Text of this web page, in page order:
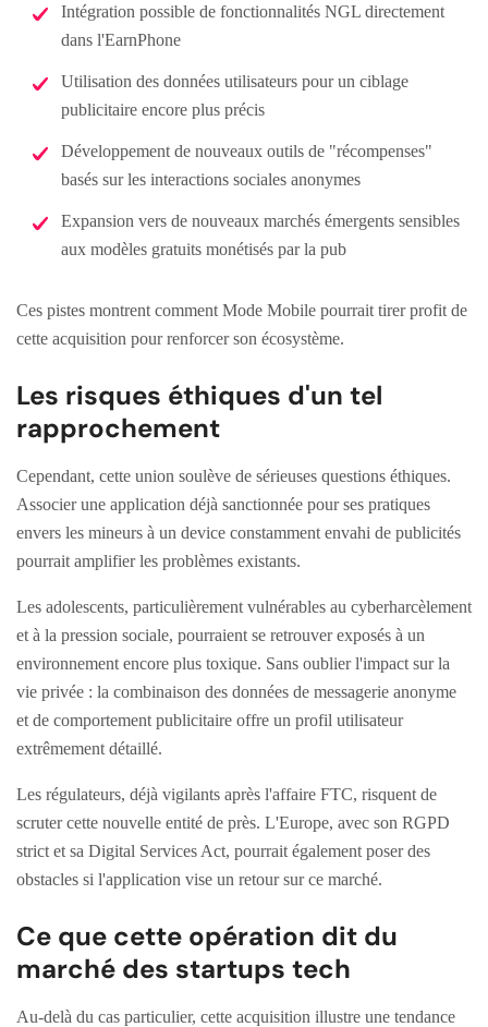
Intégration possible de fonctionnalités NGL directement
dans l'EarnPhone
Utilisation des données utilisateurs pour un ciblage
publicitaire encore plus précis
Développement de nouveaux outils de "récompenses"
basés sur les interactions sociales anonymes
Expansion vers de nouveaux marchés émergents sensibles
aux modèles gratuits monétisés par la pub
Ces pistes montrent comment Mode Mobile pourrait tirer profit de
cette acquisition pour renforcer son écosystème.
Les risques éthiques d'un tel
rapprochement
Cependant, cette union soulève de sérieuses questions éthiques.
Associer une application déjà sanctionnée pour ses pratiques
envers les mineurs à un device constamment envahi de publicités
pourrait amplifier les problèmes existants.
Les adolescents, particulièrement vulnérables au cyberharcèlement
et à la pression sociale, pourraient se retrouver exposés à un
environnement encore plus toxique. Sans oublier l'impact sur la
vie privée : la combinaison des données de messagerie anonyme
et de comportement publicitaire offre un profil utilisateur
extrêmement détaillé.
Les régulateurs, déjà vigilants après l'affaire FTC, risquent de
scruter cette nouvelle entité de près. L'Europe, avec son RGPD
strict et sa Digital Services Act, pourrait également poser des
obstacles si l'application vise un retour sur ce marché.
Ce que cette opération dit du
marché des startups tech
Au-delà du cas particulier, cette acquisition illustre une tendance